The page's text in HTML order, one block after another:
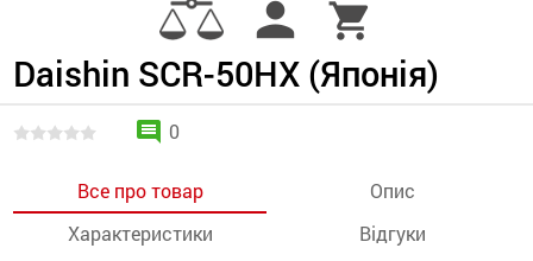
person shopping_cart
Daishin SCR-50HX (Японія)
comment 0
Все про товар
Опис
Характеристики
Відгуки